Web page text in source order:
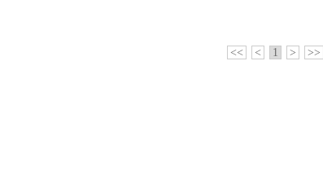
<< < 1 > >>